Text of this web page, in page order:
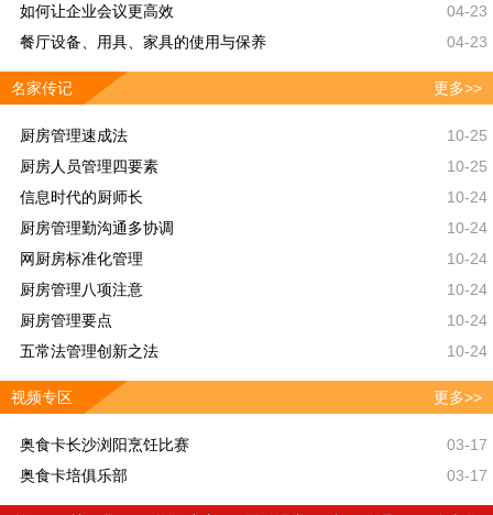
如何让企业会议更高效
04-23
餐厅设备、用具、家具的使用与保养
04-23
名家传记 更多>>
厨房管理速成法
10-25
厨房人员管理四要素
10-25
信息时代的厨师长
10-24
厨房管理勤沟通多协调
10-24
网厨房标准化管理
10-24
厨房管理八项注意
10-24
厨房管理要点
10-24
五常法管理创新之法
10-24
视频专区 更多>>
奥食卡长沙浏阳烹饪比赛
03-17
奥食卡培俱乐部
03-17